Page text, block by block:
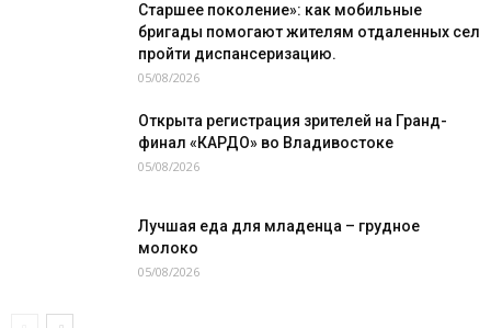
Старшее поколение»: как мобильные
бригады помогают жителям отдаленных сел
пройти диспансеризацию.
05/08/2026
Открыта регистрация зрителей на Гранд-
финал «КАРДО» во Владивостоке
05/08/2026
Лучшая еда для младенца – грудное
молоко
05/08/2026